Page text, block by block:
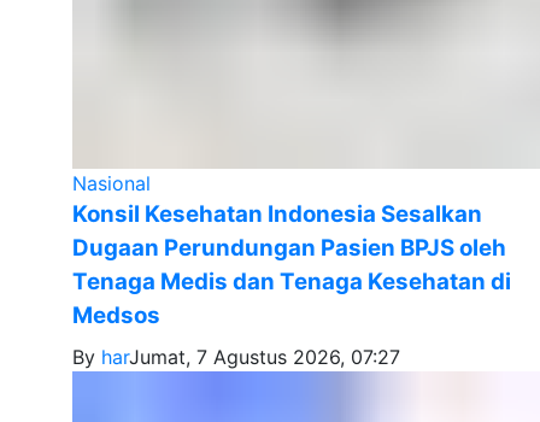
Nasional
Konsil Kesehatan Indonesia Sesalkan
Dugaan Perundungan Pasien BPJS oleh
Tenaga Medis dan Tenaga Kesehatan di
Medsos
By harJumat, 7 Agustus 2026, 07:27